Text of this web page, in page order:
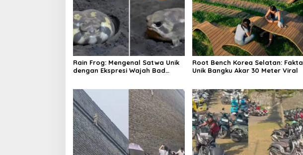
Rain Frog: Mengenal Satwa Unik
dengan Ekspresi Wajah Bad
Root Bench Korea Selatan: Fakta
Unik Bangku Akar 30 Meter Viral